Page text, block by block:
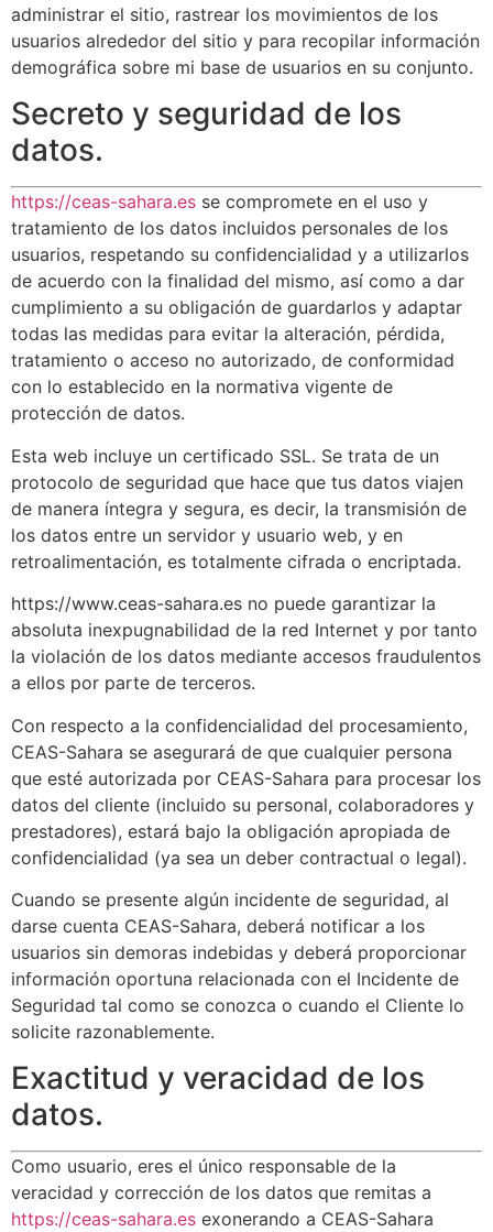
administrar el sitio, rastrear los movimientos de los
usuarios alrededor del sitio y para recopilar información
demográfica sobre mi base de usuarios en su conjunto.
Secreto y seguridad de los
datos.
https://ceas-sahara.es se compromete en el uso y
tratamiento de los datos incluidos personales de los
usuarios, respetando su confidencialidad y a utilizarlos
de acuerdo con la finalidad del mismo, así como a dar
cumplimiento a su obligación de guardarlos y adaptar
todas las medidas para evitar la alteración, pérdida,
tratamiento o acceso no autorizado, de conformidad
con lo establecido en la normativa vigente de
protección de datos.
Esta web incluye un certificado SSL. Se trata de un
protocolo de seguridad que hace que tus datos viajen
de manera íntegra y segura, es decir, la transmisión de
los datos entre un servidor y usuario web, y en
retroalimentación, es totalmente cifrada o encriptada.
https://www.ceas-sahara.es no puede garantizar la
absoluta inexpugnabilidad de la red Internet y por tanto
la violación de los datos mediante accesos fraudulentos
a ellos por parte de terceros.
Con respecto a la confidencialidad del procesamiento,
CEAS-Sahara se asegurará de que cualquier persona
que esté autorizada por CEAS-Sahara para procesar los
datos del cliente (incluido su personal, colaboradores y
prestadores), estará bajo la obligación apropiada de
confidencialidad (ya sea un deber contractual o legal).
Cuando se presente algún incidente de seguridad, al
darse cuenta CEAS-Sahara, deberá notificar a los
usuarios sin demoras indebidas y deberá proporcionar
información oportuna relacionada con el Incidente de
Seguridad tal como se conozca o cuando el Cliente lo
solicite razonablemente.
Exactitud y veracidad de los
datos.
Como usuario, eres el único responsable de la
veracidad y corrección de los datos que remitas a
https://ceas-sahara.es exonerando a CEAS-Sahara